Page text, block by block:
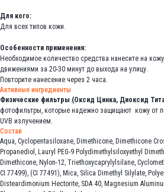
Для кого:
Для всех типов кожи.
Особенности применения:
Необходимое количество средства нанесите на
движениями за 20-30 минут до выхода на улицу.
Повторите нанесение через 2 часа.
Активные ингредиенты
Физические фильтры (Оксид Цинка, Диоксид
фотофильтры, которые надежно защищают кожу от
UVB излучением.
Состав
Aqua, Cyclopentasiloxane, Dimethicone, Dimethicone
Propanediol, Lauryl PEG-9 Polydimethylsiloxyethyl
Dimethicone, Nylon-12, Triethoxycaprylylsilane,
CI 77499), (CI 77491), Mica, Silica Dimethyl Silylate,
Disteardimonium Hectorite, SDA 40, Magnesium